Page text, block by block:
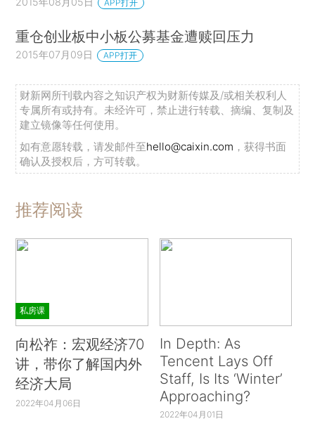
APP打开
重仓创业板中小板公募基金遭赎回压力
2015年07月09日 APP打开
财新网所刊载内容之知识产权为财新传媒及/或相关权利人
专属所有或持有。未经许可，禁止进行转载、摘编、复制及
建立镜像等任何使用。
如有意愿转载，请发邮件至hello@caixin.com ，获得书面
确认及授权后，方可转载。
推荐阅读
私房课
向松祚：宏观经济70
讲，带你了解国内外
经济大局
2022年04月06日
In Depth: As
Tencent Lays Off
Staff, Is Its ‘Winter’
Approaching?
2022年04月01日